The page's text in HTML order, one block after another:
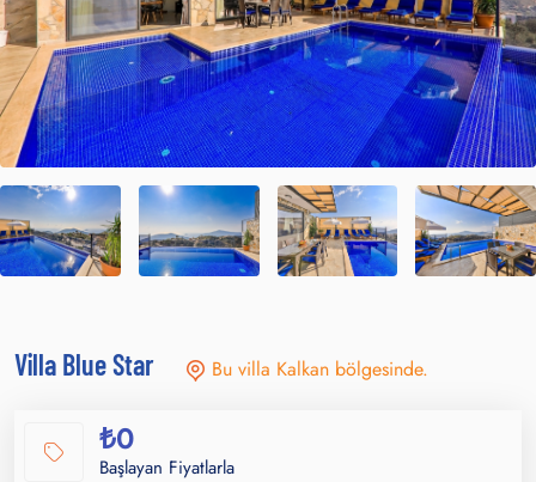
Villa Blue Star Bu villa Kalkan bölgesinde.
₺0
Başlayan Fiyatlarla